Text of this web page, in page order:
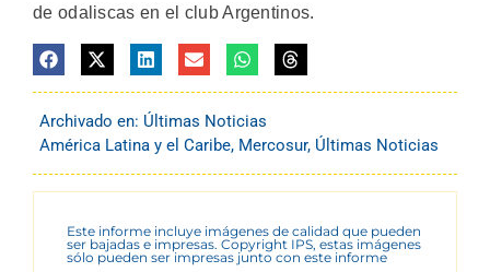
de odaliscas en el club Argentinos.
Archivado en: Últimas Noticias
América Latina y el Caribe, Mercosur, Últimas Noticias
Este informe incluye imágenes de calidad que pueden
ser bajadas e impresas. Copyright IPS, estas imágenes
sólo pueden ser impresas junto con este informe